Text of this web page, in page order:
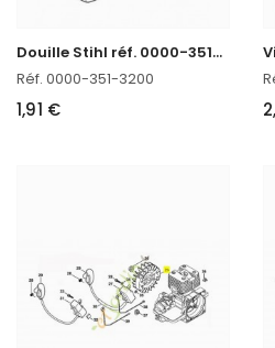
D
ouille Stihl réf. 0000-351-3200 en stock
Réf. 0000-351-3200
1,91 €